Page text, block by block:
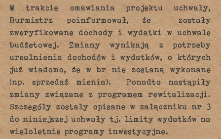
W trakcie omawiania projektu uchwały,
Burmistrz poinformował, że zostały
zweryfikowane dochody i wydatki w uchwale
budżetowej. Zmiany wynikają z potrzeby
urealnienia dochodów i wydatków, o których
już wiadomo, że w br nie zostaną wykonane
(np. sprzedaż mienia). Ponadto nastąpiły
zmiany związane z programem rewitalizacji.
Szczegóły zostały opisane w załączniku nr 3
do niniejszej uchwały tj. limity wydatków na
wieloletnie programy inwestycyjne.